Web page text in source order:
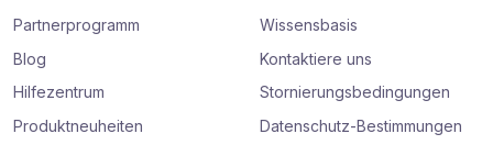
Partnerprogramm
Blog
Hilfezentrum
Produktneuheiten
Wissensbasis
Kontaktiere uns
Stornierungsbedingungen
Datenschutz-Bestimmungen